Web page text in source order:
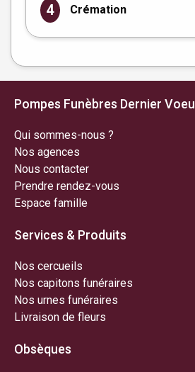
4 Crémation
Pompes Funèbres Dernier Voeu
Qui sommes-nous ?
Nos agences
Nous contacter
Prendre rendez-vous
Espace famille
Services & Produits
Nos cercueils
Nos capitons funéraires
Nos urnes funéraires
Livraison de fleurs
Obsèques